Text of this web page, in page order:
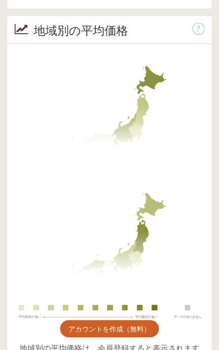
地域別の平均価格
アカウントを作成（無料）
地域別の平均価格は、会員登録すると表示されます